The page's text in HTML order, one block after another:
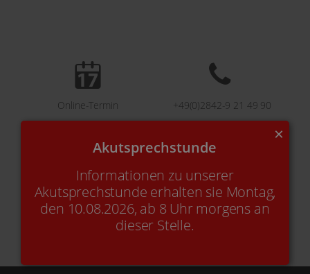
×
Akutsprechstunde
Informationen zu unserer
Akutsprechstunde erhalten sie Montag,
den 10.08.2026, ab 8 Uhr morgens an
dieser Stelle.
Online-Termin +49(0)2842-9 21 49 90
Kontakt